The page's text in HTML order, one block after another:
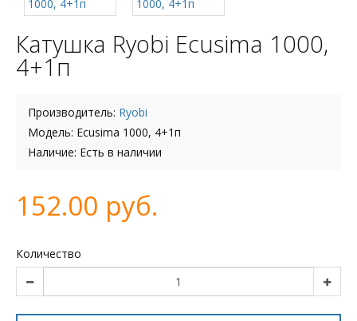
Катушка Ryobi Ecusima 1000,
4+1п
Производитель: Ryobi
Модель: Ecusima 1000, 4+1п
Наличие: Есть в наличии
152.00 руб.
Количество